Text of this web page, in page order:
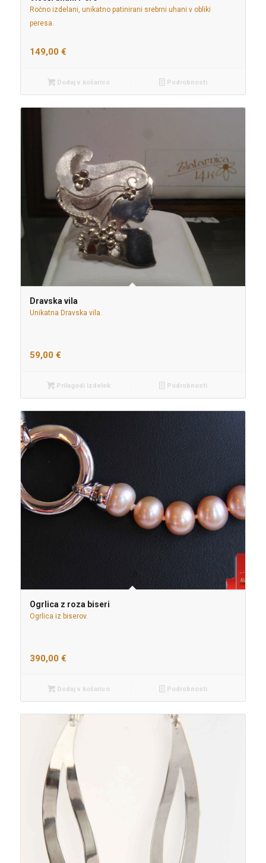
Ročno izdelani, unikatno patinirani srebrni uhani v obliki
peresa.
149,00 €
Dodaj v košarico Podrobnosti
Dravska vila
Unikatna Dravska vila.
59,00 €
Prilagodi izdelek Podrobnosti
Ogrlica z roza biseri
Ogrlica iz biserov.
390,00 €
Dodaj v košarico Podrobnosti